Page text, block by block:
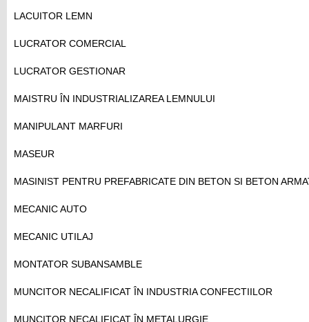
LACUITOR LEMN
LUCRATOR COMERCIAL
LUCRATOR GESTIONAR
MAISTRU ÎN INDUSTRIALIZAREA LEMNULUI
MANIPULANT MARFURI
MASEUR
MASINIST PENTRU PREFABRICATE DIN BETON SI BETON
MECANIC AUTO
MECANIC UTILAJ
MONTATOR SUBANSAMBLE
MUNCITOR NECALIFICAT ÎN INDUSTRIA CONFECTIILOR
MUNCITOR NECALIFICAT ÎN METALURGIE